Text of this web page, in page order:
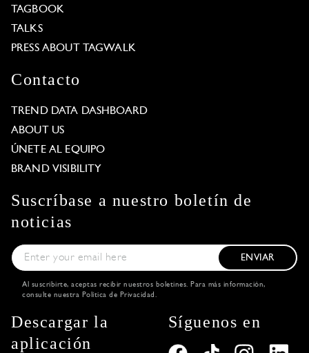
TAGBOOK
TALKS
PRESS ABOUT TAGWALK
Contacto
TREND DATA DASHBOARD
ABOUT US
ÚNETE AL EQUIPO
BRAND VISIBILITY
Suscríbase a nuestro boletín de
noticias
ENVIAR
Al suscribirte, aceptas recibir nuestros boletines. Para más información,
consulte nuestra Política de Privacidad .
Descargar la
aplicación
Síguenos en